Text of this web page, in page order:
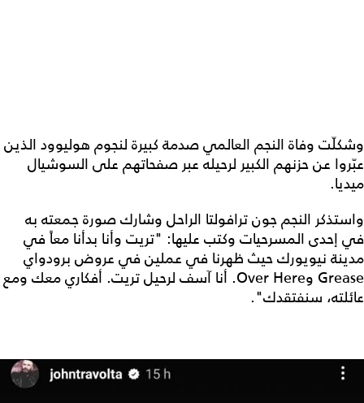
وشكلّت وفاة النجم العالمي صدمة كبيرة لنجوم هوليوود الذين
عبّروا عن حزنهم الكبير لرحيله عبر صفحاتهم على السوشيال
ميديا.
واستذكر النجم جون ترافولتا الراحل وشارك صورة جمعته به
في إحدى المسرحيات وكتب عليها: "تريت وأنا بدأنا معاً في
مدينة نيويورك حيث ظهرنا في عملين في عروض برودواي
Grease وOver Here. أنا آسف لرحيل تريت. أفكاري معك ومع
عائلته، سنفتقدك".